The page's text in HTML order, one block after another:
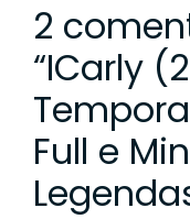
2
“ICarly
Full e